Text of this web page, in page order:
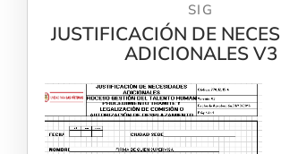
SIG
JUSTIFICACIÓN DE
ADICIONALES V3